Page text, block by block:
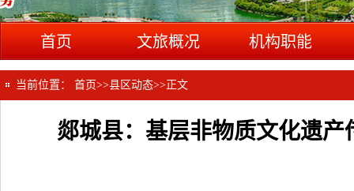
首页 文旅概况 机构职能
当前位置： 首页>>县区动态>> 正文
郯城县：基层非物质文化遗